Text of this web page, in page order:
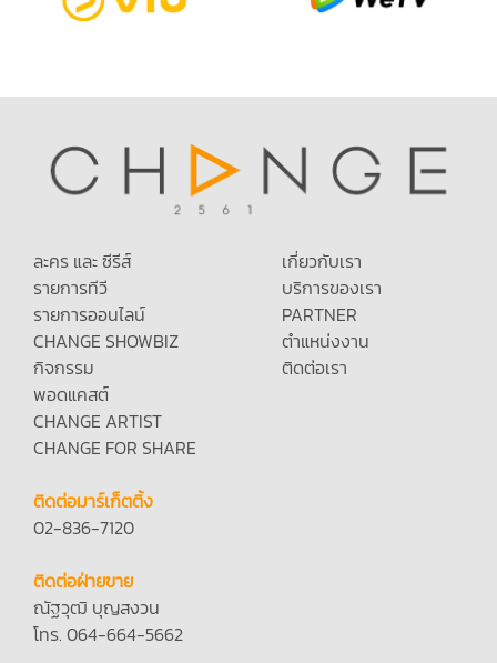
ละคร และ ซีรีส์
รายการทีวี
รายการออนไลน์
CHANGE SHOWBIZ
กิจกรรม
พอดแคสต์
CHANGE ARTIST
CHANGE FOR SHARE
เกี่ยวกับเรา
บริการของเรา
PARTNER
ตำแหน่งงาน
ติดต่อเรา
ติดต่อมาร์เก็ตติ้ง
02-836-7120
ติดต่อฝ่ายขาย
ณัฐวุฒิ บุญสงวน
โทร. 064-664-5662